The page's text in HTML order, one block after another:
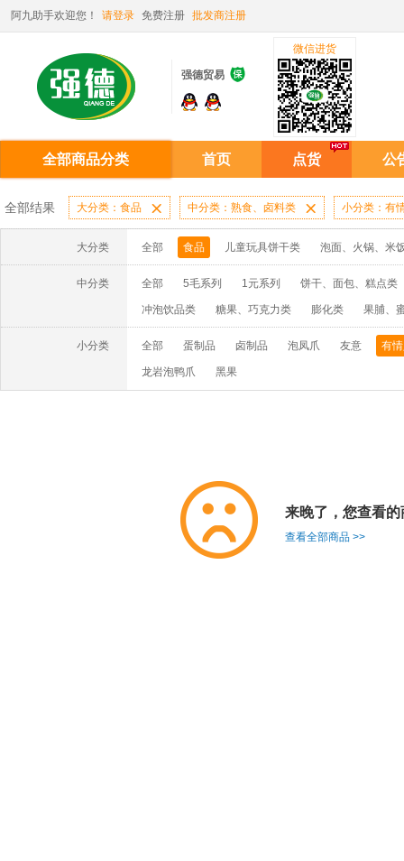
阿九助手欢迎您！ 请登录 免费注册 批发商注册
强德贸易 
微信进货
全部商品分类 首页 点货 公
全部结果 大分类：食品  中分类：熟食、卤料类  小分类：有
大分类 全部 食品 儿童玩具饼干类 泡面、火锅、米
中分类 全部 5毛系列 1元系列 饼干、面包、糕点类
冲泡饮品类 糖果、巧克力类 膨化类 果脯、
小分类 全部 蛋制品 卤制品 泡凤爪 友意 有
龙岩泡鸭爪 黑果
来晚了，您查看
查看全部商品 >>